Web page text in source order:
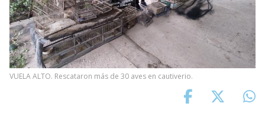
VUELA ALTO. Rescataron más de 30 aves en cautiverio.